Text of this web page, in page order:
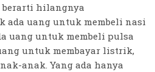
berarti hilangnya
ada uang untuk membeli nasi
uang untuk membeli pulsa
untuk membayar listrik,
anak. Yang ada hanya